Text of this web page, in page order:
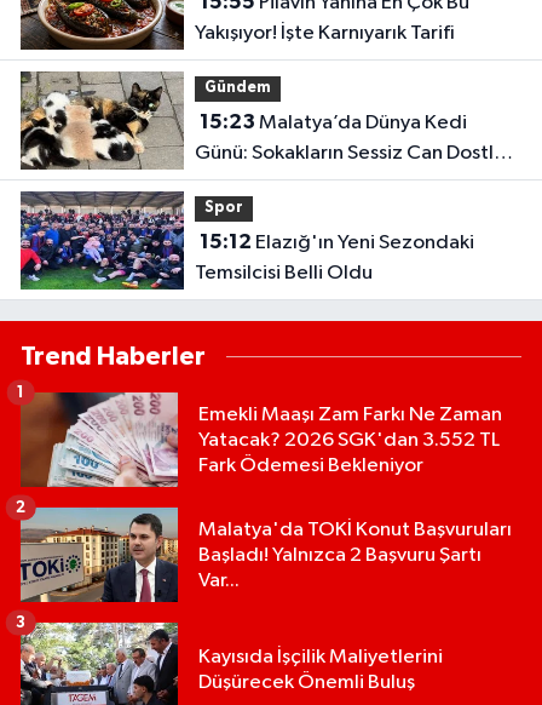
Yakışıyor! İşte Karnıyarık Tarifi
Gündem
15:23
Günü: Sokakların Sessiz Can Dostları
Gündemde
Spor
15:12
Temsilcisi Belli Oldu
Trend Haberler
Emekli Maaşı Zam Farkı Ne Zaman
Yatacak? 2026 SGK'dan 3.552 TL
Fark Ödemesi Bekleniyor
1
Malatya'da TOKİ Konut Başvuruları
Başladı! Yalnızca 2 Başvuru Şartı
Var...
2
Kayısıda İşçilik Maliyetlerini
Düşürecek Önemli Buluş
3